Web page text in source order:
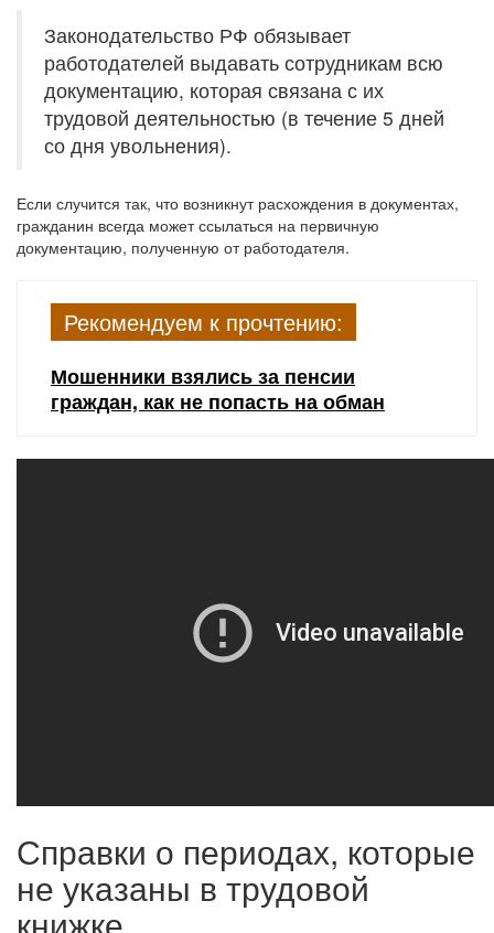
Законодательство РФ обязывает
работодателей выдавать сотрудникам всю
документацию, которая связана с их
трудовой деятельностью (в течение 5 дней
со дня увольнения).
Если случится так, что возникнут расхождения в документах,
гражданин всегда может ссылаться на первичную
документацию, полученную от работодателя.
Рекомендуем к прочтению:
Мошенники взялись за пенсии
граждан, как не попасть на обман
Справки о периодах, которые
не указаны в трудовой